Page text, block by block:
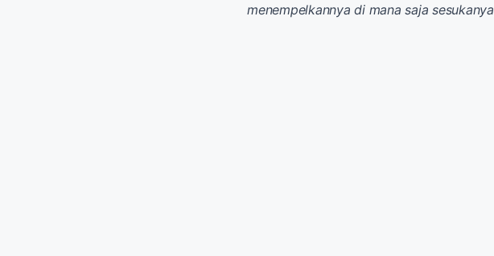
menempelkannya di mana saja sesukanya